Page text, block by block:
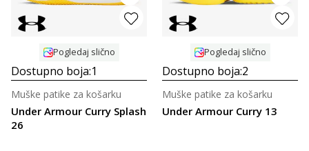
Pogledaj slično
Dostupno boja:1
Under Armour Curry Splash
26
Muške patike za košarku
Pogledaj slično
Dostupno boja:2
Under Armour Curry 13
Muške patike za košarku